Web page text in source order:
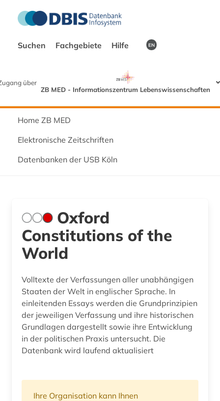
Suchen Fachgebiete Hilfe EN
über
ZB MED - Informationszentrum Lebenswissenschaften
Home ZB MED
Elektronische Zeitschriften
Datenbanken der USB Köln
Oxford
Constitutions of the
World
Volltexte der Verfassungen aller unabhängigen
Staaten der Welt in englischer Sprache. In
einleitenden Essays werden die Grundprinzipien
der jeweiligen Verfassung und ihre historischen
Grundlagen dargestellt sowie ihre Entwicklung
in der politischen Praxis untersucht. Die
Datenbank wird laufend aktualisiert
Ihre Organisation kann Ihnen